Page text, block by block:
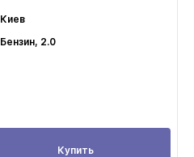
Киев
Бензин, 2.0
Купить